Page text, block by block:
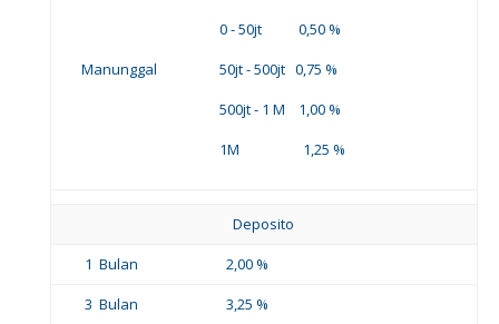
Manunggal
0 - 50jt 0,50 %
50jt - 500jt 0,75 %
500jt - 1 M 1,00 %
1M 1,25 %
Deposito
1 Bulan
2,00 %
3 Bulan
3,25 %